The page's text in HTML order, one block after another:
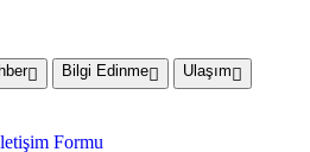
Bilgi Edinme Ulaşım
Formu